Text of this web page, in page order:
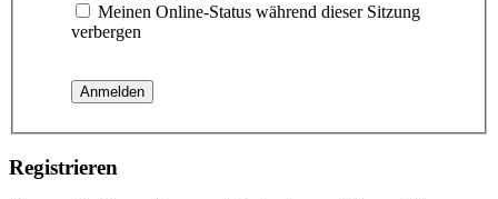
Meinen Online-Status während dieser Sitzung
verbergen
Registrieren